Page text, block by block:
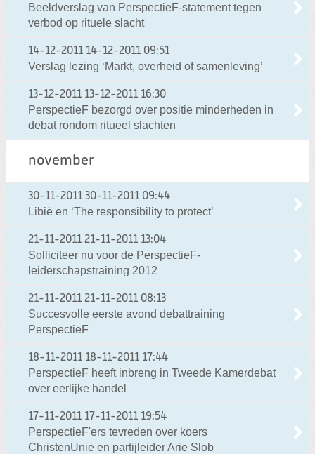
Beeldverslag van PerspectieF-statement tegen
verbod op rituele slacht
14-12-2011 14-12-2011 09:51
Verslag lezing ‘Markt, overheid of samenleving’
13-12-2011 13-12-2011 16:30
PerspectieF bezorgd over positie minderheden in
debat rondom ritueel slachten
november
30-11-2011 30-11-2011 09:44
Libië en ‘The responsibility to protect’
21-11-2011 21-11-2011 13:04
Solliciteer nu voor de PerspectieF-
leiderschapstraining 2012
21-11-2011 21-11-2011 08:13
Succesvolle eerste avond debattraining
PerspectieF
18-11-2011 18-11-2011 17:44
PerspectieF heeft inbreng in Tweede Kamerdebat
over eerlijke handel
17-11-2011 17-11-2011 19:54
PerspectieF'ers tevreden over koers
ChristenUnie en partijleider Arie Slob